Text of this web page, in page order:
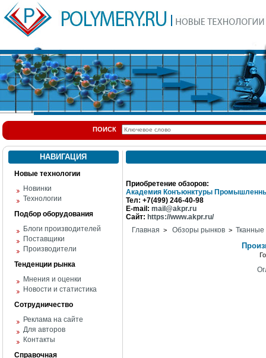
ПОИСК
НАВИГАЦИЯ
Новые технологии
Новинки
Технологии
Подбор оборудования
Блоги производителей
Поставщики
Производители
Тенденции рынка
Мнения и оценки
Новости и статистика
Сотрудничество
Реклама на сайте
Для авторов
Контакты
Справочная
Приобретение обзоров:
Академия Конъюнктуры
Тел: +7(499) 246-40-98
E-mail: mail@akpr.ru
Сайт: https://www.akpr.ru/
Главная > Обзоры рынков >